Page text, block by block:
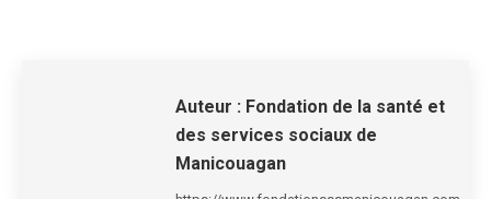
Auteur : Fondation de la santé et
des services sociaux de
Manicouagan